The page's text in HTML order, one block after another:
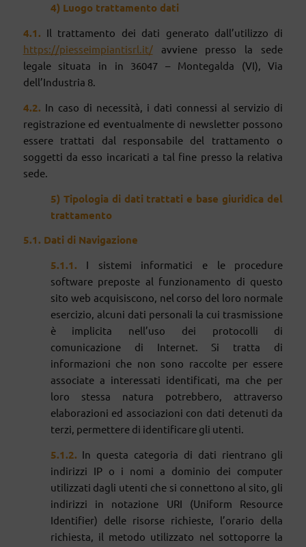
4) Luogo trattamento dati
4.1. Il trattamento dei dati generato dall’utilizzo di
https://piesseimpiantisrl.it/avviene presso la sede
legale situata in in 36047 – Montegalda (VI), Via
dell’Industria 8.
4.2. In caso di necessità, i dati connessi al servizio di
registrazione ed eventualmente di newsletter possono
essere trattati dal responsabile del trattamento o
soggetti da esso incaricati a tal fine presso la relativa
sede.
5) Tipologia di dati trattati e base giuridica del
trattamento
5.1. Dati di Navigazione
5.1.1. I sistemi informatici e le procedure
software preposte al funzionamento di questo
sito web acquisiscono, nel corso del loro normale
esercizio, alcuni dati personali la cui trasmissione
è implicita nell’uso dei protocolli di
comunicazione di Internet. Si tratta di
informazioni che non sono raccolte per essere
associate a interessati identificati, ma che per
loro stessa natura potrebbero, attraverso
elaborazioni ed associazioni con dati detenuti da
terzi, permettere di identificare gli utenti.
5.1.2. In questa categoria di dati rientrano gli
indirizzi IP o i nomi a dominio dei computer
utilizzati dagli utenti che si connettono al sito, gli
indirizzi in notazione URI (Uniform Resource
Identifier) delle risorse richieste, l’orario della
richiesta, il metodo utilizzato nel sottoporre la